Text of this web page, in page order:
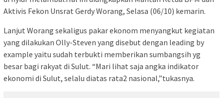
Aktivis Fekon Unsrat Gerdy Worang, Selasa (06/10) kemarin.
Lanjut Worang sekaligus pakar ekonom menyangkut kegiatan
yang dilakukan Olly-Steven yang disebut dengan leading by
example yaitu sudah terbukti memberikan sumbangsih yg
besar bagi rakyat di Sulut. “Mari lihat saja angka indikator
ekonomi di Sulut, selalu diatas rata2 nasional,”tukasnya.